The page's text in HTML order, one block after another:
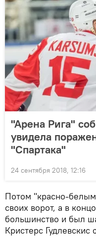
"Арена Рига"
увидела
"Спартака"
24 сентября 2018, 12:16
Потом "красно-
своих ворот, а в
большинство и был
Кристерс